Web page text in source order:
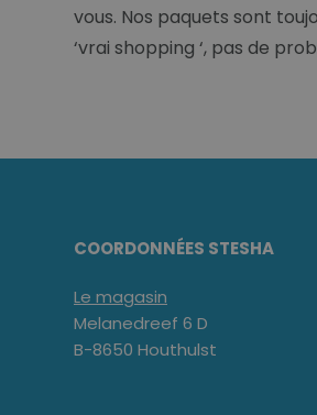
vous. Nos paquets sont
‘vrai shopping ‘, pas de
COORDONNÉES STESHA
Le magasin
Melanedreef 6 D
B-8650 Houthulst